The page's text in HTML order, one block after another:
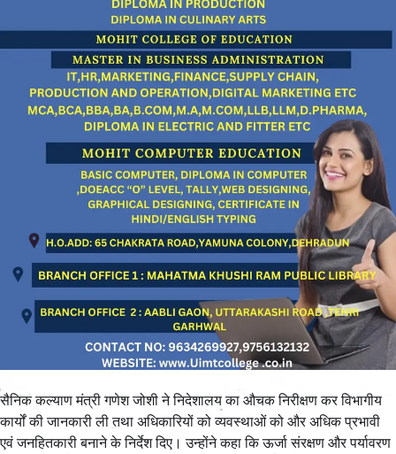
सैनिक कल्याण मंत्री गणेश जोशी ने निदेशालय का औचक निरीक्षण कर विभागीय
कार्यों की जानकारी ली तथा अधिकारियों को व्यवस्थाओं को और अधिक प्रभावी
एवं जनहितकारी बनाने के निर्देश दिए। उन्होंने कहा कि ऊर्जा संरक्षण और पर्यावरण